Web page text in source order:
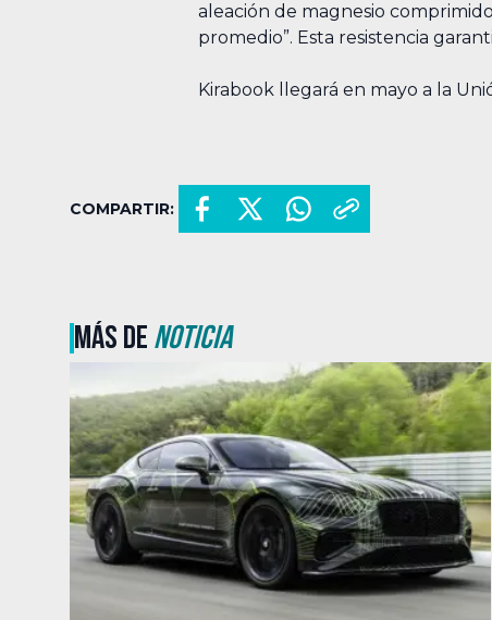
aleación de magnesio
promedio”. Esta resistencia
Kirabook llegará en mayo a la
COMPARTIR:
MÁS DENOTICIA